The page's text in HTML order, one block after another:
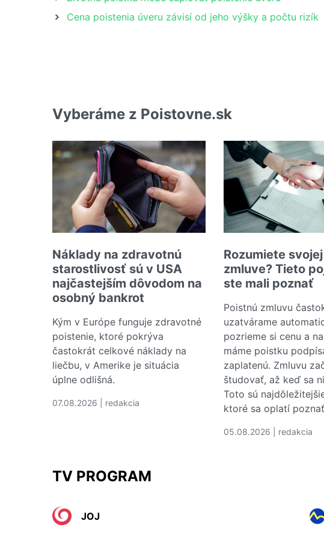
Cena poistenia úveru závisí od jeho výšky a počtu rizík
Vyberáme z Poistovne.sk
Náklady na zdravotnú
starostlivosť sú v USA
najčastejším dôvodom na
osobný bankrot
Kým v Európe funguje zdravotné
poistenie, ktoré pokrýva
častokrát celkové náklady na
liečbu, v Amerike je situácia
úplne odlišná.
07.08.2026 | redakcia
Čítať viac o Náklady na zdravotnú starostlivosť sú v USA
Rozumiete
zmluve? Tieto
ste mali poznať
Poistnú zmluvu
uzatvárame
pozrieme si cenu a
máme poistku
zaplatenú. Zmluvu
študovať, až keď sa
Toto sú
ktoré sa oplatí
05.08.2026 | redakcia
TV PROGRAM
JOJ